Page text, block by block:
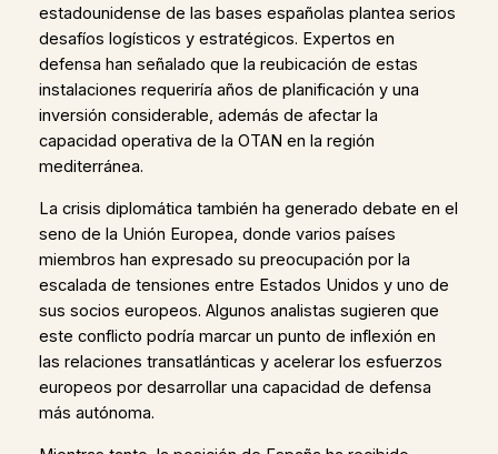
estadounidense de las bases españolas plantea serios
desafíos logísticos y estratégicos. Expertos en
defensa han señalado que la reubicación de estas
instalaciones requeriría años de planificación y una
inversión considerable, además de afectar la
capacidad operativa de la OTAN en la región
mediterránea.
La crisis diplomática también ha generado debate en el
seno de la Unión Europea, donde varios países
miembros han expresado su preocupación por la
escalada de tensiones entre Estados Unidos y uno de
sus socios europeos. Algunos analistas sugieren que
este conflicto podría marcar un punto de inflexión en
las relaciones transatlánticas y acelerar los esfuerzos
europeos por desarrollar una capacidad de defensa
más autónoma.